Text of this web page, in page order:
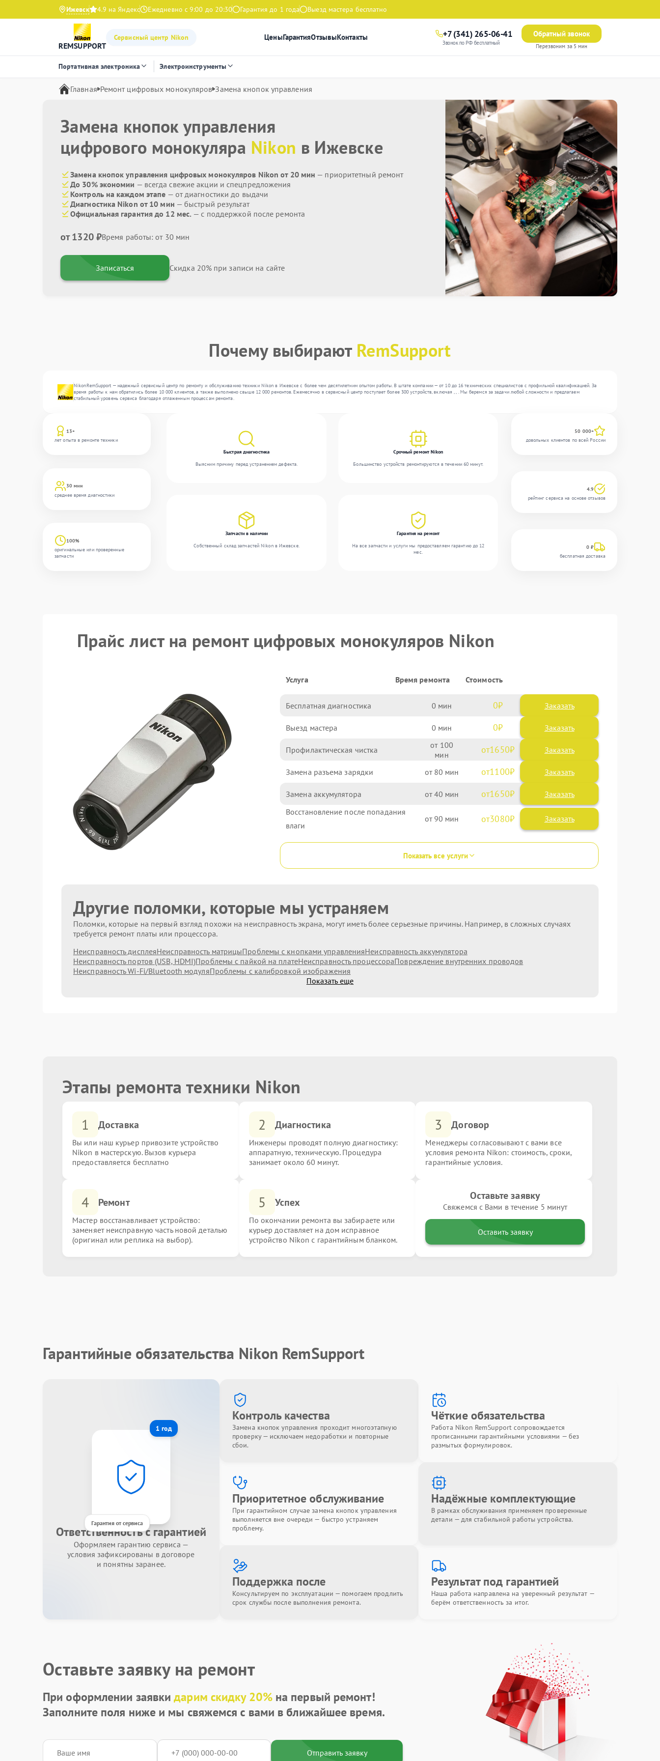
Ижевск 4.9 на Яндекс Ежедневно с 9:00 до 20:30 Гарантия до 1 года Выезд мастера бесплатно
REMSUPPORT
Сервисный центр Nikon ЦеныГарантияОтзывыКонтакты +7 (341) 265-06-41
Звонок по РФ бесплатный
Обратный звонок
Перезвоним за 5 мин
Портативная электроника Электроинструменты
Главная Ремонт цифровых монокуляров Замена кнопок управления
Замена кнопок управления
цифрового монокуляра Nikon в Ижевске
Замена кнопок управления цифровых монокуляров Nikon от 20 мин — приоритетный ремонт
До 30% экономии — всегда свежие акции и спецпредложения
Контроль на каждом этапе — от диагностики до выдачи
Диагностика Nikon от 10 мин — быстрый результат
Официальная гарантия до 12 мес. — с поддержкой после ремонта
от 1320 ₽Время работы: от 30 мин
Записаться Скидка 20% при записи на сайте
Почему выбирают RemSupport
NikonRemSupport — надежный сервисный центр по ремонту и обслуживанию техники Nikon в Ижевске с более чем десятилетним опытом работы. В штате компании — от 10 до 16 технических специалистов с профильной квалификацией. За
время работы к нам обратились более 10 000 клиентов, а также выполнено свыше 12 000 ремонтов. Ежемесячно в сервисный центр поступает более 300 устройств, включая , , . Мы беремся за задачи любой сложности и предлагаем
стабильный уровень сервиса благодаря отлаженным процессам ремонта.
13+
лет опыта в ремонте техники
30 мин
среднее время диагностики
100%
оригинальные или проверенные
запчасти
Быстрая диагностика
Выясним причину перед устранением дефекта.
Срочный ремонт Nikon
Большинство устройств ремонтируются в течении 60 минут.
Запчасти в наличии
Собственный склад запчастей Nikon в Ижевске.
Гарантия на ремонт
На все запчасти и услуги мы предоставляем гарантию до 12
мес.
50 000+
довольных клиентов по всей России
4.9
рейтинг сервиса на основе отзывов
0 ₽
бесплатная доставка
Прайс лист на ремонт цифровых монокуляров Nikon
Услуга Время ремонта Стоимость
Бесплатная диагностика 0 0 Заказать
Выезд мастера 0 0 Заказать
Профилактическая чистка 100 1650
Замена разъема зарядки 80 1100
Замена аккумулятора 40 1650
Восстановление после попадания
влаги
90 3080
Показать все услуги
Другие поломки, которые мы устраняем
Поломки, которые на первый взгляд похожи на неисправность экрана, могут иметь более серьезные причины. Например, в сложных случаях
требуется ремонт платы или процессора.
Неисправность дисплеяНеисправность матрицыПроблемы с кнопками управленияНеисправность аккумулятора
Неисправность портов (USB, HDMI)Проблемы с пайкой на платеНеисправность процессораПовреждение внутренних проводов
Неисправность Wi-Fi/Bluetooth модуляПроблемы с калибровкой изображения
Показать еще
Этапы ремонта техники Nikon
1 Доставка
Вы или наш курьер привозите устройство
Nikon в мастерскую. Вызов курьера
предоставляется бесплатно
2 Диагностика
Инженеры проводят полную диагностику:
аппаратную, техническую. Процедура
занимает около 60 минут.
3 Договор
Менеджеры согласовывают с вами все
условия ремонта Nikon: стоимость, сроки,
гарантийные условия.
4 Ремонт
Мастер восстанавливает устройство:
заменяет неисправную часть новой деталью
(оригинал или реплика на выбор).
5 Успех
По окончании ремонта вы забираете или
курьер доставляет на дом исправное
устройство Nikon с гарантийным бланком.
Оставьте заявку
Свяжемся с Вами в течение 5 минут
Оставить заявку
Гарантийные обязательства Nikon RemSupport
1 год
Гарантия от сервиса
Ответственность с гарантией
Оформляем гарантию сервиса —
условия зафиксированы в договоре
и понятны заранее.
Контроль качества
Замена кнопок управления проходит многоэтапную
проверку — исключаем недоработки и повторные
сбои.
Чёткие обязательства
Работа Nikon RemSupport сопровождается
прописанными гарантийными условиями — без
размытых формулировок.
Приоритетное обслуживание
При гарантийном случае замена кнопок управления
выполняется вне очереди — быстро устраняем
проблему.
Надёжные комплектующие
В рамках обслуживания применяем проверенные
детали — для стабильной работы устройства.
Поддержка после
Консультируем по эксплуатации — помогаем продлить
срок службы после выполнения ремонта.
Результат под гарантией
Наша работа направлена на уверенный результат —
берём ответственность за итог.
Оставьте заявку на ремонт
При оформлении заявкидарим скидку 20%на первый ремонт!
Заполните поля ниже и мы свяжемся с вами в ближайшее время.
Отправить заявку